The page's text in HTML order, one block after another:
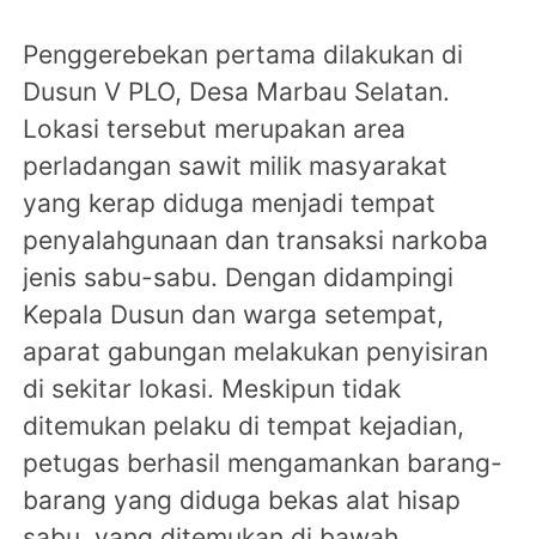
Penggerebekan pertama dilakukan di
Dusun V PLO, Desa Marbau Selatan.
Lokasi tersebut merupakan area
perladangan sawit milik masyarakat
yang kerap diduga menjadi tempat
penyalahgunaan dan transaksi narkoba
jenis sabu-sabu. Dengan didampingi
Kepala Dusun dan warga setempat,
aparat gabungan melakukan penyisiran
di sekitar lokasi. Meskipun tidak
ditemukan pelaku di tempat kejadian,
petugas berhasil mengamankan barang-
barang yang diduga bekas alat hisap